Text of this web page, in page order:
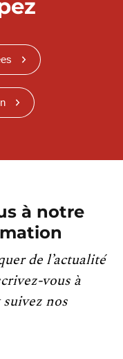
à notre
de l’actualité
vous à
nos